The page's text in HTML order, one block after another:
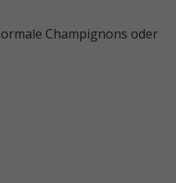
Champignons oder